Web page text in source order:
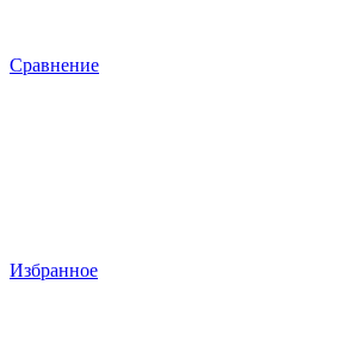
Сравнение
Избранное